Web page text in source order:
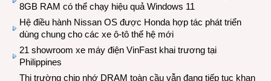
8GB RAM có thể chạy hiệu quả Windows 11
Hệ điều hành Nissan OS được Honda hợp tác phát triển
dùng chung cho các xe ô-tô thế hệ mới
21 showroom xe máy điện VinFast khai trương tại
Philippines
Thị trường chip nhớ DRAM toàn cầu vẫn đang tiếp tục khan